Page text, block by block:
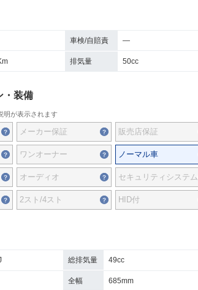
車検/自賠責 ―
排気量 50cc
・装備
明が表示されます
メーカー保証 販売店保証
ワンオーナー ノーマル車
オーディオ セキュリティシステム
2スト/4スト HID付
総排気量 49cc
全幅 685mm